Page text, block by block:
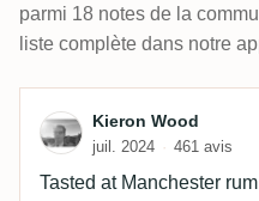
parmi 18 notes de la
liste complète dans notre
Avis de Kieron
Kieron Wood
juil. 2024 461 avis
Tasted at Manchester